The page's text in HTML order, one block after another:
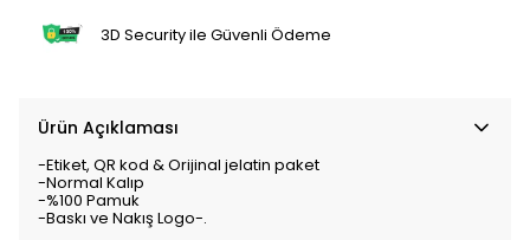
3D Security ile Güvenli Ödeme
Ürün Açıklaması
-Etiket, QR kod & Orijinal jelatin paket
-Normal Kalıp
-%100 Pamuk
-Baskı ve Nakış Logo-.